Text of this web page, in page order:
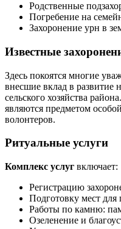
Родственные
Погребение на
Захоронение урн в
Известные
Здесь покоятся многие
внесшие вклад в
сельского хозяйства
являются предметом
волонтеров.
Ритуальные услуги
Комплекс услуг включает:
Регистрацию
Подготовку мест для
Работы по камню:
Озеленение и